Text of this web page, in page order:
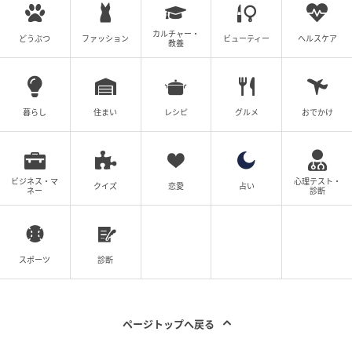
ウーマンエキサイト
どうぶつ ファッション
カルチャー・
教養
ビューティー ヘルスケア
暮らし 住まい レシピ グルメ おでかけ
ビジネス・マ
ネー
クイズ 恋愛 占い
心理テスト・
診断
スポーツ 診断
ページトップへ戻る